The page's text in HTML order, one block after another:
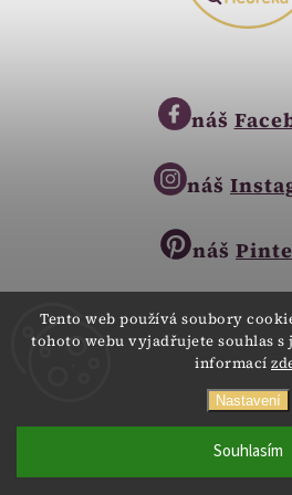
Tento web používá soubory
tohoto webu vyjadřujete souhlas s
informací
Nastavení
Souhlasím
obchod@zlatnictvi-zlaticko.cz
náš
náš
náš
Copyright ©
Všechna práva
Webdesign